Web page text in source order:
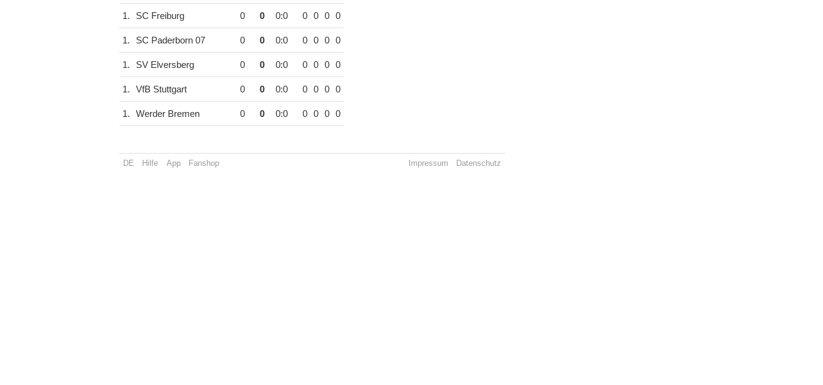
1. SC Freiburg 0 0 0:0 0 0 0 0
1. SC Paderborn 07 0 0 0:0 0 0 0 0
1. SV Elversberg 0 0 0:0 0 0 0 0
1. VfB Stuttgart 0 0 0:0 0 0 0 0
1. Werder Bremen 0 0 0:0 0 0 0 0
DE Hilfe App Fanshop Impressum Datenschutz